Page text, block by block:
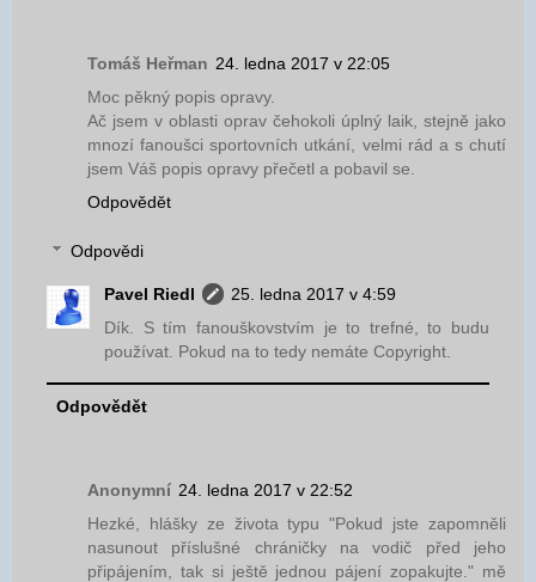
Tomáš Heřman 24. ledna 2017 v 22:05
Moc pěkný popis opravy.
Ač jsem v oblasti oprav čehokoli úplný laik, stejně jako
mnozí fanoušci sportovních utkání, velmi rád a s chutí
jsem Váš popis opravy přečetl a pobavil se.
Odpovědět
Odpovědi
Pavel Riedl
25. ledna 2017 v 4:59
Dík. S tím fanouškovstvím je to trefné, to budu
používat. Pokud na to tedy nemáte Copyright.
Odpovědět
Anonymní 24. ledna 2017 v 22:52
Hezké, hlášky ze života typu "Pokud jste zapomněli
nasunout příslušné chráničky na vodič před jeho
připájením, tak si ještě jednou pájení zopakujte." mě